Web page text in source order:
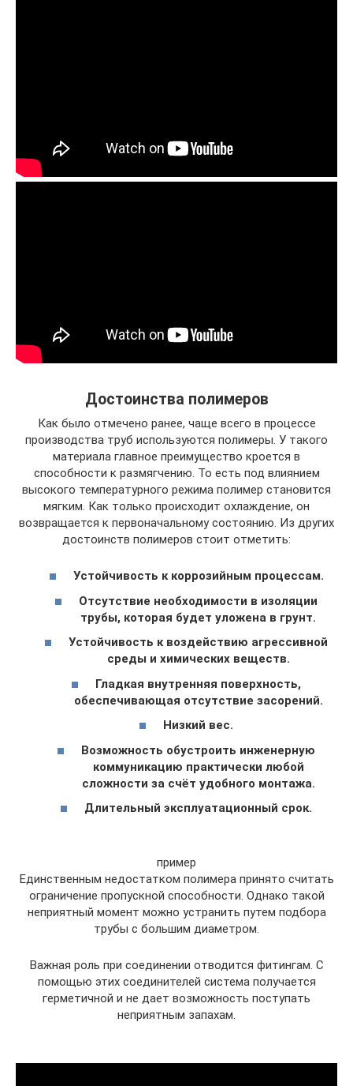
Достоинства полимеров
Как было отмечено ранее, чаще всего в процессе
производства труб используются полимеры. У такого
материала главное преимущество кроется в
способности к размягчению. То есть под влиянием
высокого температурного режима полимер становится
мягким. Как только происходит охлаждение, он
возвращается к первоначальному состоянию. Из других
достоинств полимеров стоит отметить:
Устойчивость к коррозийным процессам.
Отсутствие необходимости в изоляции
трубы, которая будет уложена в грунт.
Устойчивость к воздействию агрессивной
среды и химических веществ.
Гладкая внутренняя поверхность,
обеспечивающая отсутствие засорений.
Низкий вес.
Возможность обустроить инженерную
коммуникацию практически любой
сложности за счёт удобного монтажа.
Длительный эксплуатационный срок.
пример
Единственным недостатком полимера принято считать
ограничение пропускной способности. Однако такой
неприятный момент можно устранить путем подбора
трубы с большим диаметром.
Важная роль при соединении отводится фитингам. С
помощью этих соединителей система получается
герметичной и не дает возможность поступать
неприятным запахам.